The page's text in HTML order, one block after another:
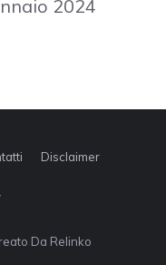
2024
Disclaimer
Da Relinko